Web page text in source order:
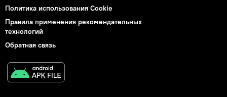
Политика использования Cookie
Правила применения рекомендательных
технологий
Обратная связь